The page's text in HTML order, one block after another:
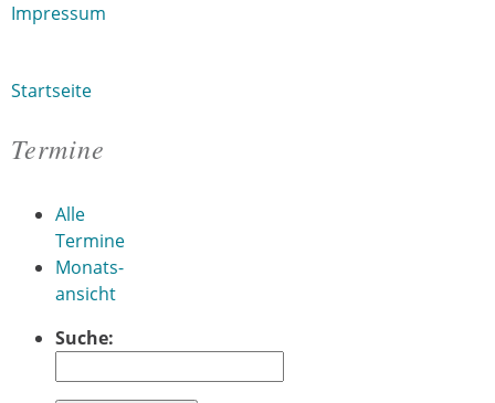
Impressum
Startseite
Termine
Alle
Termine
Monats-
ansicht
Suche: